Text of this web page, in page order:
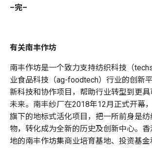
–完–
有关南丰作坊
南丰作坊是一个致力支持纺织科技（
业食品科技（ag-foodtech）行业的创新
新科技和协作项目，帮助行业转型到更
未来。南丰纱厂在2018年12月正式开幕
旗下的地标式活化项目，把一所前身是
物，转化成为全新的历史及创新中心。
地的南丰作坊集商业培育基地、投资基金